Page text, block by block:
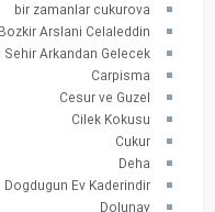
bir zamanlar cukurova
Bozkir Arslani Celaleddin
Sehir Arkandan Gelecek
Carpisma
Cesur ve Guzel
Cilek Kokusu
Cukur
Deha
Dogdugun Ev Kaderindir